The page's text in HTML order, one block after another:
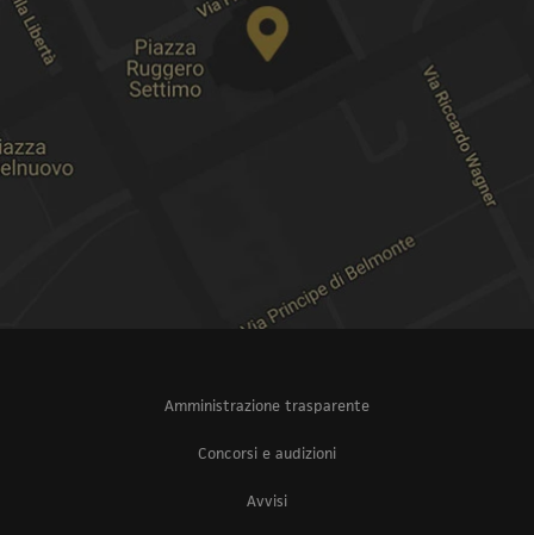
Amministrazione trasparente
Concorsi e audizioni
Avvisi